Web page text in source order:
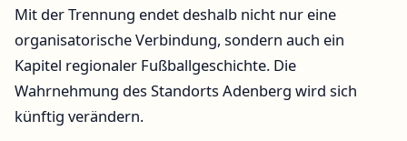
Mit der Trennung endet deshalb nicht nur eine
organisatorische Verbindung, sondern auch ein
Kapitel regionaler Fußballgeschichte. Die
Wahrnehmung des Standorts Adenberg wird sich
künftig verändern.